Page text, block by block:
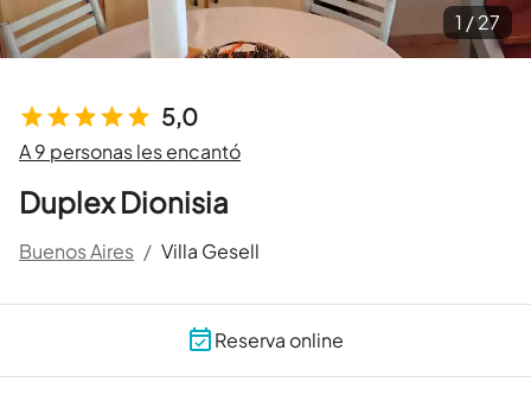
5,0
A 9 personas les encantó
Duplex Dionisia
Buenos Aires / Villa Gesell
1 /27
Reserva online